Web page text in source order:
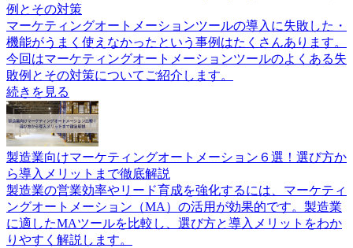
例とその対策
マーケティングオートメーションツールの導入に失敗した・
機能がうまく使えなかったという事例はたくさんあります。
今回はマーケティングオートメーションツールのよくある失
敗例とその対策についてご紹介します。
続きを見る
製造業向けマーケティングオートメーション６選！選び方か
ら導入メリットまで徹底解説
製造業の営業効率やリード育成を強化するには、マーケティ
ングオートメーション（MA）の活用が効果的です。製造業
に適したMAツールを比較し、選び方と導入メリットをわか
りやすく解説します。